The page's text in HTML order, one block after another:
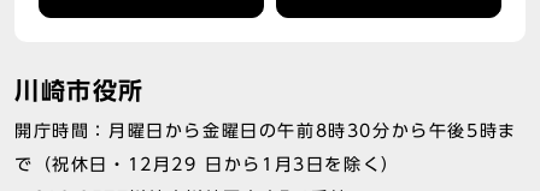
川崎市役所
開庁時間：月曜日から金曜日の午前8時30分から午後5時ま
で（祝休日・12月29 日から1月3日を除く）